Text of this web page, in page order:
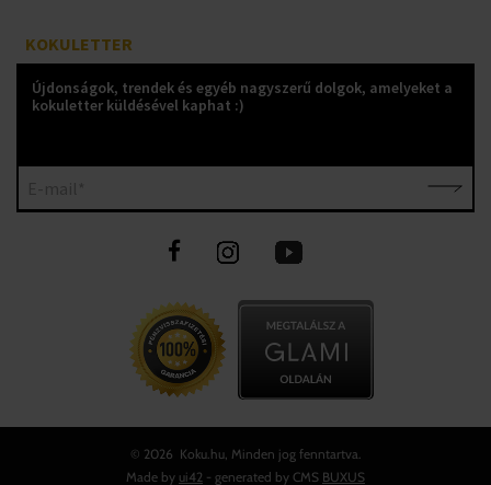
KOKULETTER
Újdonságok, trendek és egyéb nagyszerű dolgok, amelyeket a
kokuletter küldésével kaphat :)
© 2026 Koku.hu, Minden jog fenntartva.
Made by ui42 - generated by CMS BUXUS